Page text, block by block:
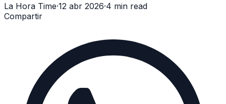
La Hora Time·12 abr 2026·4 min read
Compartir